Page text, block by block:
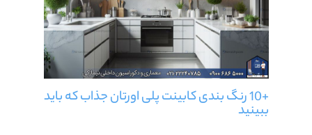
+10 رنگ بندی کابینت پلی اورتان جذاب که باید
ببینید